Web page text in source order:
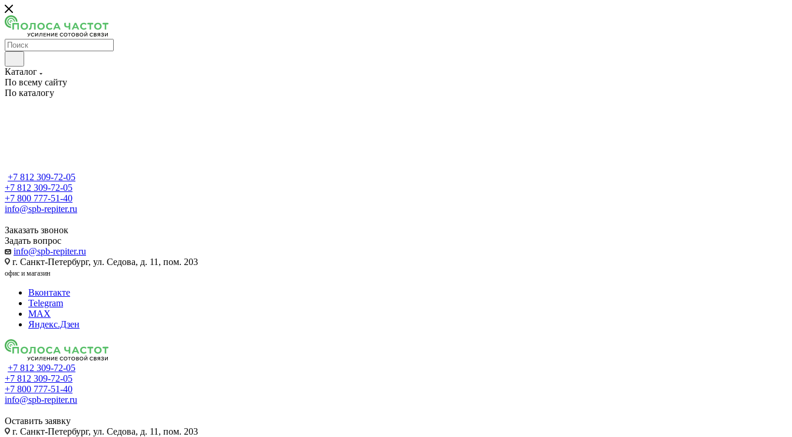
Каталог
По всему сайту
По каталогу
+7 812 309-72-05
+7 812 309-72-05
+7 800 777-51-40
info@spb-repiter.ru
Заказать звонок
Задать вопрос
info@spb-repiter.ru
г. Санкт-Петербург, ул. Седова, д. 11, пом. 203
офис и магазин
Вконтакте
Telegram
MAX
Яндекс.Дзен
+7 812 309-72-05
+7 812 309-72-05
+7 800 777-51-40
info@spb-repiter.ru
Оставить заявку
г. Санкт-Петербург, ул. Седова, д. 11, пом. 203